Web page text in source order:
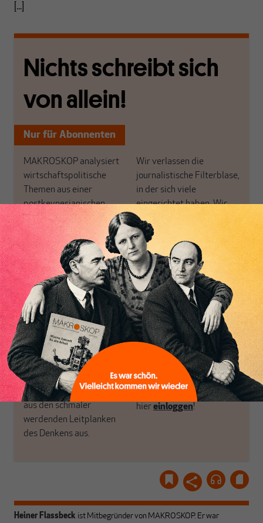
[...]
Nichts schreibt sich
von allein!
Nur für Abonnenten
MAKROSKOP analysiert
wirtschaftspolitische
Themen aus einer
postkeynesianischen
Perspektive und ist damit
in Deutschland einzigartig.
MAKROSKOP steht für
das große Ganze. Wir
haben einen Blick auf
Geld, Wirtschaft und
Politik, den Sie so
woanders nicht finden.
Dabei leben wir von
unseren Autoren, ihren
Recherchen, ihrem Wissen
und ihrem Enthusiasmus.
Gemeinsam scheren wir
aus den schmaler
werdenden Leitplanken
des Denkens aus.
Wir verlassen die
journalistische Filterblase,
in der sich viele
eingerichtet haben. Wir
öffnen Fenster und
bringen frische Luft in die
engen und verstaubten
Debattenräume.
Brauchen Sie auch frische
Luft? Dann folgen Sie
einfach dem Button.
ABONNIEREN SIE
MAKROSKOP
Schon Abonnent? Dann
hiereinloggen!
Heiner Flassbeck ist Mitbegründer von MAKROSKOP. Er war